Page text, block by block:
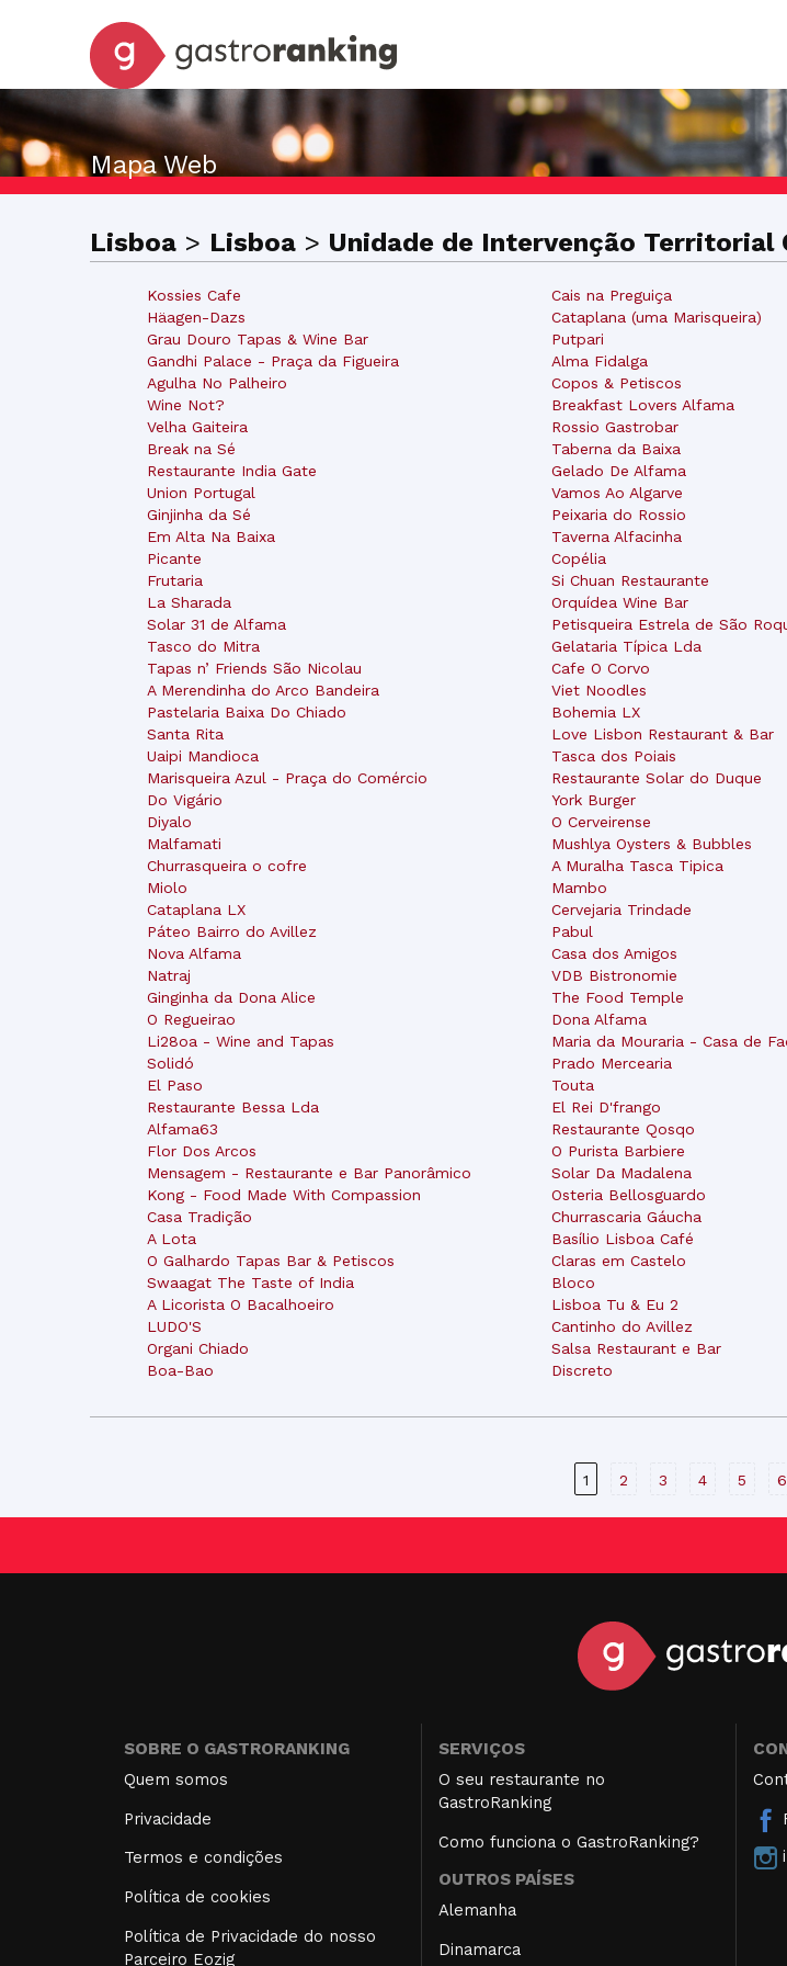
Mapa Web
Lisboa > Lisboa > Unidade de Intervenção Territorial
Kossies Cafe
Häagen-Dazs
Grau Douro Tapas & Wine Bar
Gandhi Palace - Praça da Figueira
Agulha No Palheiro
Wine Not?
Velha Gaiteira
Break na Sé
Restaurante India Gate
Union Portugal
Ginjinha da Sé
Em Alta Na Baixa
Picante
Frutaria
La Sharada
Solar 31 de Alfama
Tasco do Mitra
Tapas n’ Friends São Nicolau
A Merendinha do Arco Bandeira
Pastelaria Baixa Do Chiado
Santa Rita
Uaipi Mandioca
Marisqueira Azul - Praça do Comércio
Do Vigário
Diyalo
Malfamati
Churrasqueira o cofre
Miolo
Cataplana LX
Páteo Bairro do Avillez
Nova Alfama
Natraj
Ginginha da Dona Alice
O Regueirao
Li28oa - Wine and Tapas
Solidó
El Paso
Restaurante Bessa Lda
Alfama63
Flor Dos Arcos
Mensagem - Restaurante e Bar Panorâmico
Kong - Food Made With Compassion
Casa Tradição
A Lota
O Galhardo Tapas Bar & Petiscos
Swaagat The Taste of India
A Licorista O Bacalhoeiro
LUDO'S
Organi Chiado
Boa-Bao
Cais na Preguiça
Cataplana (uma Marisqueira)
Putpari
Alma Fidalga
Copos & Petiscos
Breakfast Lovers Alfama
Rossio Gastrobar
Taberna da Baixa
Gelado De Alfama
Vamos Ao Algarve
Peixaria do Rossio
Taverna Alfacinha
Copélia
Si Chuan Restaurante
Orquídea Wine Bar
Petisqueira Estrela de São
Gelataria Típica Lda
Cafe O Corvo
Viet Noodles
Bohemia LX
Love Lisbon Restaurant & Bar
Tasca dos Poiais
Restaurante Solar do Duque
York Burger
O Cerveirense
Mushlya Oysters & Bubbles
A Muralha Tasca Tipica
Mambo
Cervejaria Trindade
Pabul
Casa dos Amigos
VDB Bistronomie
The Food Temple
Dona Alfama
Maria da Mouraria - Casa de
Prado Mercearia
Touta
El Rei D'frango
Restaurante Qosqo
O Purista Barbiere
Solar Da Madalena
Osteria Bellosguardo
Churrascaria Gáucha
Basílio Lisboa Café
Claras em Castelo
Bloco
Lisboa Tu & Eu 2
Cantinho do Avillez
Salsa Restaurant e Bar
Discreto
1 2 3 4 5 6
SOBRE O GASTRORANKING
Quem somos
Privacidade
Termos e condições
Política de cookies
Política de Privacidade do nosso
Parceiro Eozig
SERVIÇOS
O seu restaurante no
GastroRanking
Como funciona o GastroRanking?
OUTROS PAÍSES
Alemanha
Dinamarca